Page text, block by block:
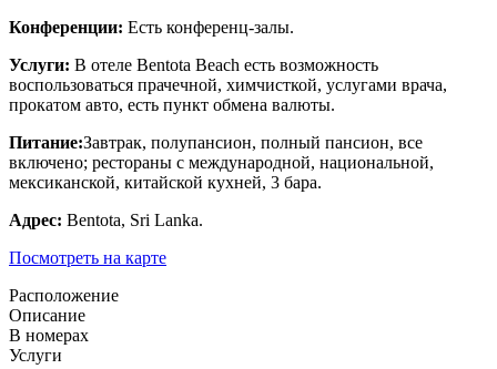
Конференции: Есть конференц-залы.
Услуги: В отеле Bentota Beach есть возможность
воспользоваться прачечной, химчисткой, услугами врача,
прокатом авто, есть пункт обмена валюты.
Питание:Завтрак, полупансион, полный пансион, все
включено; рестораны с международной, национальной,
мексиканской, китайской кухней, 3 бара.
Адрес: Bentota, Sri Lanka.
Посмотреть на карте
Расположение
Описание
В номерах
Услуги